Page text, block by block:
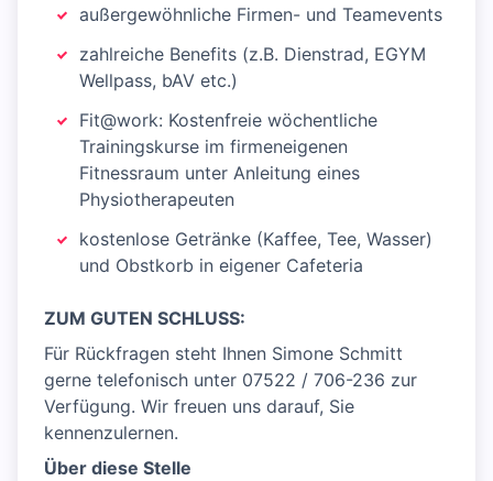
außergewöhnliche Firmen- und Teamevents
zahlreiche Benefits (z.B. Dienstrad, EGYM
Wellpass, bAV etc.)
Fit@work: Kostenfreie wöchentliche
Trainingskurse im firmeneigenen
Fitnessraum unter Anleitung eines
Physiotherapeuten
kostenlose Getränke (Kaffee, Tee, Wasser)
und Obstkorb in eigener Cafeteria
ZUM GUTEN SCHLUSS:
Für Rückfragen steht Ihnen Simone Schmitt
gerne telefonisch unter 07522 / 706-236 zur
Verfügung. Wir freuen uns darauf, Sie
kennenzulernen.
Über diese Stelle